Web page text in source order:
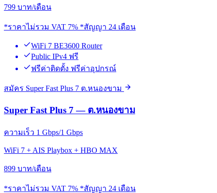
799 บาท/เดือน
*ราคาไม่รวม VAT 7% *สัญญา 24 เดือน
WiFi 7 BE3600 Router
Public IPv4 ฟรี
ฟรีค่าติดตั้ง ฟรีค่าอุปกรณ์
สมัคร Super Fast Plus 7 ต.หนองขาม
Super Fast Plus 7 — ต.หนองขาม
ความเร็ว 1 Gbps/1 Gbps
WiFi 7 + AIS Playbox + HBO MAX
899 บาท/เดือน
*ราคาไม่รวม VAT 7% *สัญญา 24 เดือน